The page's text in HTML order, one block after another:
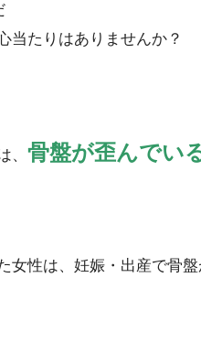
当たりはありませんか？
、 骨盤が歪んでい
女性は、妊娠・出産で骨